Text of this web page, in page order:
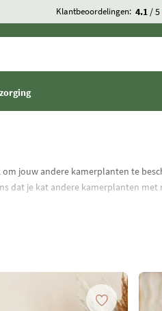
Klantbeoordelingen: 4.1 / 5
jouw andere kamerplanten te
dat je kat andere kamerplanten